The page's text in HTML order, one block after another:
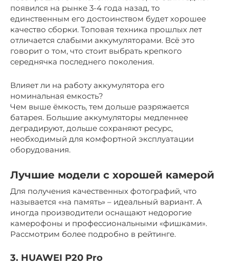
появился на рынке 3-4 года назад, то
единственным его достоинством будет хорошее
качество сборки. Топовая техника прошлых лет
отличается слабыми аккумуляторами. Всё это
говорит о том, что стоит выбрать крепкого
середнячка последнего поколения.
Влияет ли на работу аккумулятора его
номинальная емкость?
Чем выше ёмкость, тем дольше разряжается
батарея. Большие аккумуляторы медленнее
деградируют, дольше сохраняют ресурс,
необходимый для комфортной эксплуатации
оборудования.
Лучшие модели с хорошей камерой
Для получения качественных фотографий, что
называется «на память» – идеальный вариант. А
иногда производители оснащают недорогие
камерофоны и профессиональными «фишками».
Рассмотрим более подробно в рейтинге.
3. HUAWEI P20 Pro